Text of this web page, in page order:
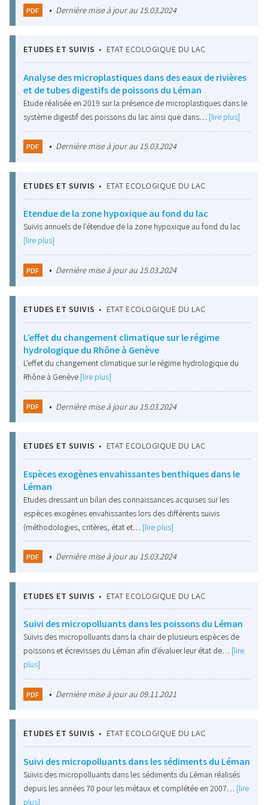
PDF • Dernière mise à jour au 15.03.2024
ETUDES ET SUIVIS • ETAT ECOLOGIQUE DU LAC
Analyse des microplastiques dans des eaux de rivières
et de tubes digestifs de poissons du Léman
Etude réalisée en 2019 sur la présence de microplastiques dans le
système digestif des poissons du lac ainsi que dans… [lire plus]
PDF • Dernière mise à jour au 15.03.2024
ETUDES ET SUIVIS • ETAT ECOLOGIQUE DU LAC
Etendue de la zone hypoxique au fond du lac
Suivis annuels de l'étendue de la zone hypoxique au fond du lac
[lire plus]
PDF • Dernière mise à jour au 15.03.2024
ETUDES ET SUIVIS • ETAT ECOLOGIQUE DU LAC
L’effet du changement climatique sur le régime
hydrologique du Rhône à Genève
L'effet du changement climatique sur le régime hydrologique du
Rhône à Genève [lire plus]
PDF • Dernière mise à jour au 15.03.2024
ETUDES ET SUIVIS • ETAT ECOLOGIQUE DU LAC
Espèces exogènes envahissantes benthiques dans le
Léman
Etudes dressant un bilan des connaissances acquises sur les
espèces exogènes envahissantes lors des différents suivis
(méthodologies, critères, état et… [lire plus]
PDF • Dernière mise à jour au 15.03.2024
ETUDES ET SUIVIS • ETAT ECOLOGIQUE DU LAC
Suivi des micropolluants dans les poissons du Léman
Suivis des micropolluants dans la chair de plusieurs espèces de
poissons et écrevisses du Léman afin d'évaluer leur état de… [lire
plus]
PDF • Dernière mise à jour au 09.11.2021
ETUDES ET SUIVIS • ETAT ECOLOGIQUE DU LAC
Suivi des micropolluants dans les sédiments du Léman
Suivis des micropolluants dans les sédiments du Léman réalisés
depuis les années 70 pour les métaux et complétée en 2007… [lire
plus]